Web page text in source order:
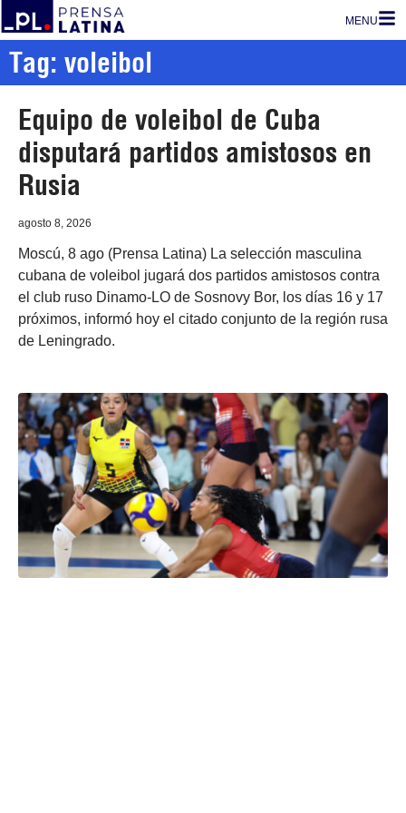
MENU
Tag: voleibol
Equipo de voleibol de Cuba
disputará partidos amistosos en
Rusia
agosto 8, 2026
Moscú, 8 ago (Prensa Latina) La selección masculina
cubana de voleibol jugará dos partidos amistosos contra
el club ruso Dinamo-LO de Sosnovy Bor, los días 16 y 17
próximos, informó hoy el citado conjunto de la región rusa
de Leningrado.